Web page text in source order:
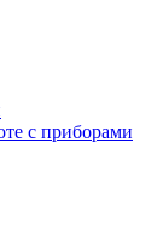
с приборами